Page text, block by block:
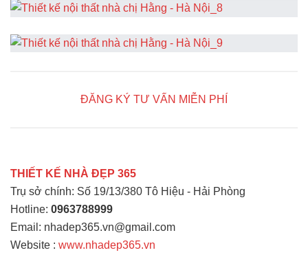
ĐĂNG KÝ TƯ VẤN MIỄN PHÍ
THIẾT KẾ NHÀ ĐẸP 365
Trụ sở chính: Số 19/13/380 Tô Hiệu - Hải Phòng
Hotline: 0963788999
Email: nhadep365.vn@gmail.com
Website : www.nhadep365.vn